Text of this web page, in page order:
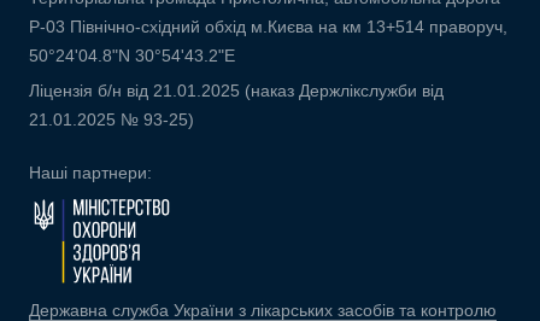
Р-03 Північно-східний обхід м.Києва на км 13+514 праворуч,
50°24'04.8"N 30°54'43.2"E
Ліцензія б/н від 21.01.2025 (наказ Держлікслужби від
21.01.2025 № 93-25)
Наші партнери:
Державна служба України з лікарських засобів та контролю